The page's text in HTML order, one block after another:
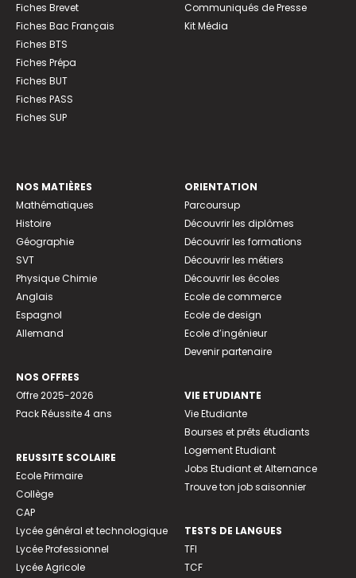
Fiches Brevet
Fiches Bac Français
Fiches BTS
Fiches Prépa
Fiches BUT
Fiches PASS
Fiches SUP
Communiqués de Presse
Kit Média
NOS MATIÈRES
Mathématiques
Histoire
Géographie
SVT
Physique Chimie
Anglais
Espagnol
Allemand
NOS OFFRES
Offre 2025-2026
Pack Réussite 4 ans
REUSSITE SCOLAIRE
Ecole Primaire
Collège
CAP
Lycée général et technologique
Lycée Professionnel
Lycée Agricole
ORIENTATION
Parcoursup
Découvrir les diplômes
Découvrir les formations
Découvrir les métiers
Découvrir les écoles
Ecole de commerce
Ecole de design
Ecole d’ingénieur
Devenir partenaire
VIE ETUDIANTE
Vie Etudiante
Bourses et prêts étudiants
Logement Etudiant
Jobs Etudiant et Alternance
Trouve ton job saisonnier
TESTS DE LANGUES
TFI
TCF